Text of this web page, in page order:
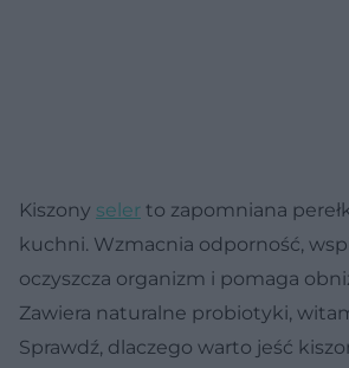
Kiszony seler to zapomniana
kuchni. Wzmacnia odporność,
oczyszcza organizm i pomaga
Zawiera naturalne probiotyki,
Sprawdź, dlaczego warto jeść